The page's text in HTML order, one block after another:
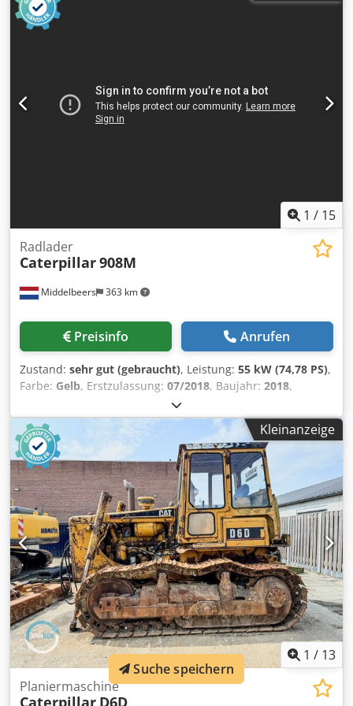
1 / 15
Middelbeers 363 km
Radlader
Caterpillar908M
Preisinfo Anrufen
Zustand: sehr gut (gebraucht), Leistung: 55 kW (74,78 PS),
Farbe: Gelb, Erstzulassung: 07/2018, Baujahr: 2018,
, Ausstattung:
Kabine, Modelljahr: 2018 Zylinderzahl: 3 Leergewicht:
6.460 kg Anzahl der Ventile: 3 CE-Kennzeichnung: ja
Technischer Zustand: sehr gut Optischer Zustand: sehr gut
Preis: Auf Anfrage Seriennummer: CAT0908MAH8803391 =
Weitere Optionen und Zubehör = Chodpfx Aoy A Tn Hjndoa
- 3. Ventil - Geschlossene Kabine - Zentralschmierung
Kleinanzeige
1 / 13
Planiermaschine
Caterpillar D6D
Suche speichern